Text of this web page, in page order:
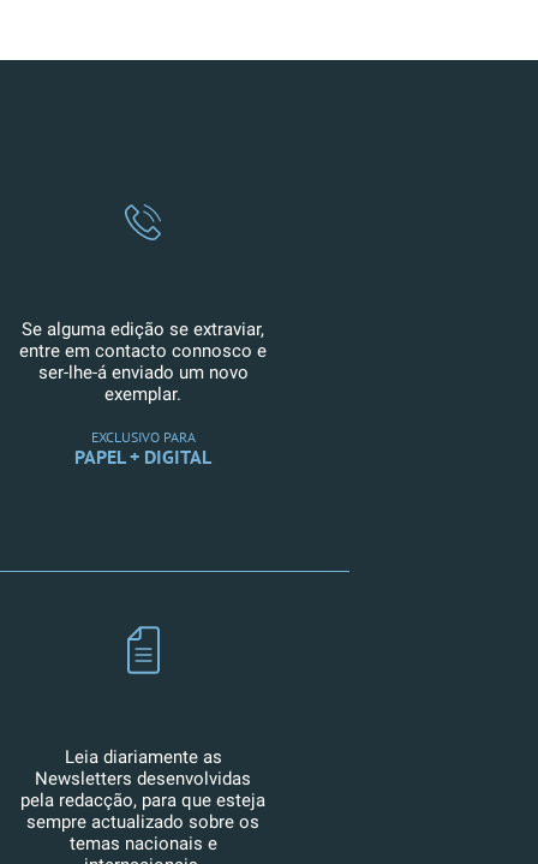
Se alguma edição se extraviar,
entre em contacto connosco e
ser-lhe-á enviado um novo
exemplar.
EXCLUSIVO PARA
PAPEL + DIGITAL
Leia diariamente as
Newsletters desenvolvidas
pela redacção, para que esteja
sempre actualizado sobre os
temas nacionais e